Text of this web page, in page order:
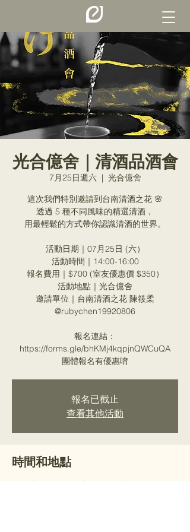
光合億舍｜清酒品酒會
7月25日週六
  |
光合億舍
這次我們特別邀請到台南清酒之花 🌸
透過 5 種不同風味的精選清酒，
用最輕鬆的方式帶你認識清酒的世界。
活動日期｜07月25日 (六）
活動時間｜14:00-16:00
報名費用｜$700 (室友優惠價 $350）
活動地點｜光合億舍
邀請單位｜台南清酒之花 陳筱柔
@rubychen19920806
報名連結：
https://forms.gle/bhKMj4kqpjnQWCuQA
團體報名有優惠唷
報名已截止
查看其他活動
時間和地點
2026年7月25日 下午2:00 – 下午4:00